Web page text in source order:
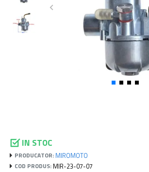
IN STOC
PRODUCATOR: MIROMOTO
COD PRODUS: MIR-23-07-07